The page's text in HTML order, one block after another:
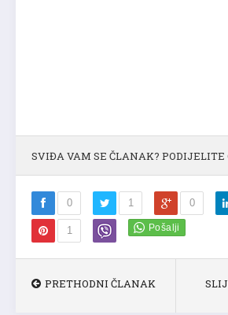
SVIĐA VAM SE ČLANAK? PODIJELITE
0 1 0
1
PRETHODNI ČLANAK